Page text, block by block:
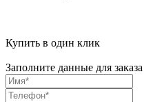
Купить в один клик
Заполните данные для заказа